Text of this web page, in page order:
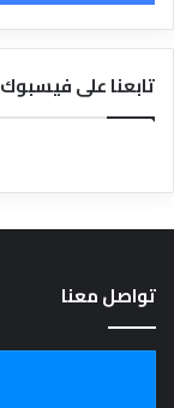
تابعنا على فيسبوك
تواصل معنا